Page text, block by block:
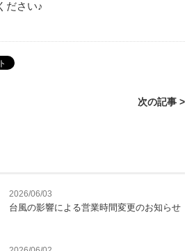
ださい♪
次の記事 >
2026/06/03
台風の影響による営業時間変更のお知らせ